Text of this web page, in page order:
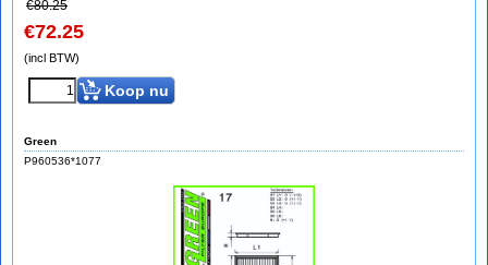
€80.25
€72.25
(incl BTW)
Koop nu
Green
P960536*1077